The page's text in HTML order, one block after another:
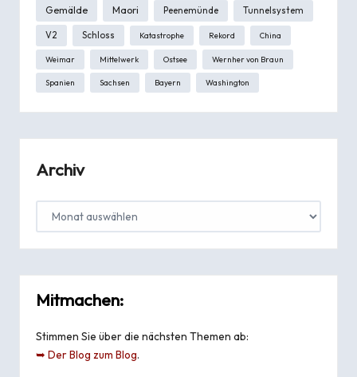
Gemälde Maori Peenemünde Tunnelsystem
V2 Schloss Katastrophe Rekord China
Weimar Mittelwerk Ostsee Wernher von Braun
Spanien Sachsen Bayern Washington
Archiv
Mitmachen:
Stimmen Sie über die nächsten Themen ab:
➥ Der Blog zum Blog.